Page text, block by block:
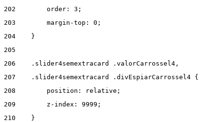
202
        order: 3;
203
        margin-top: 0;
204
    }
205
206
    .slider4semextracard .valorCarrossel4,
207
    .slider4semextracard .divEspiarCarrossel4 {
208
        position: relative;
209
        z-index: 9999;
210
    }